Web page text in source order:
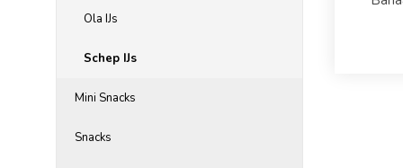
Ola IJs
Schep IJs
Mini Snacks
Snacks